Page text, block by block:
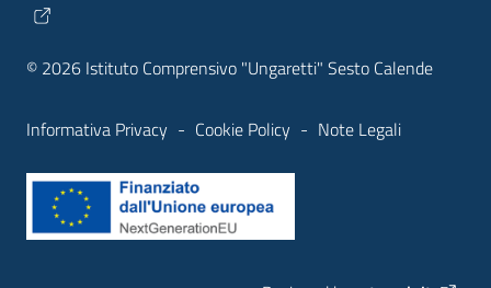
© 2026 Istituto Comprensivo "Ungaretti" Sesto Calende
Informativa Privacy - Cookie Policy - Note Legali